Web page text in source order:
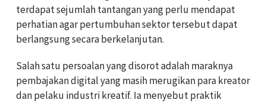
terdapat sejumlah tantangan yang perlu mendapat
perhatian agar pertumbuhan sektor tersebut dapat
berlangsung secara berkelanjutan.
Salah satu persoalan yang disorot adalah maraknya
pembajakan digital yang masih merugikan para kreator
dan pelaku industri kreatif. Ia menyebut praktik